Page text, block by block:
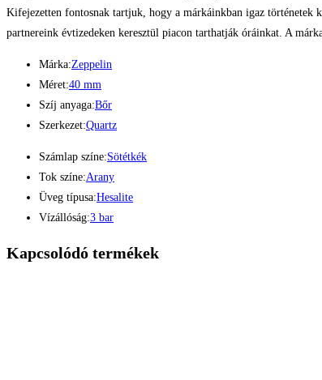
Kifejezetten fontosnak tartjuk, hogy a márkáinkban igaz történetek
partnereink évtizedeken keresztül piacon tarthatják óráinkat. A
Márka:Zeppelin
Méret:40 mm
Szíj anyaga:Bőr
Szerkezet:Quartz
Számlap színe:Sötétkék
Tok színe:Arany
Üveg típusa:Hesalite
Vízállóság:3 bar
Kapcsolódó termékek